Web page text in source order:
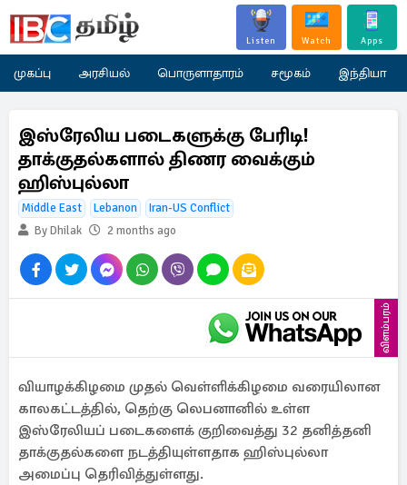
Listen Watch Apps
முகப்பு அரசியல் பொருளாதாரம் சமூகம் இந்தியா
இஸ்ரேலிய படைகளுக்கு பேரிடி!
தாக்குதல்களால் திணர வைக்கும்
ஹிஸ்புல்லா
Middle East Lebanon
Iran-US Conflict
By Dhilak
2 months ago
விளம்பரம்
வியாழக்கிழமை முதல் வெள்ளிக்கிழமை வரையிலான
காலகட்டத்தில், தெற்கு லெபனானில் உள்ள
இஸ்ரேலியப் படைகளைக் குறிவைத்து 32 தனித்தனி
தாக்குதல்களை நடத்தியுள்ளதாக ஹிஸ்புல்லா
அமைப்பு தெரிவித்துள்ளது.